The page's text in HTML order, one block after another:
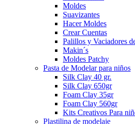
Moldes
Suavizantes
Hacer Moldes
Crear Cuentas
Palillos y Vaciadores
Makin´s
Moldes Patchy
Pasta de Modelar para niños
Silk Clay 40 gr.
Silk Clay 650gr
Foam Clay 35gr
Foam Clay 560gr
Kits Creativos Para
Plastilina de modelaje